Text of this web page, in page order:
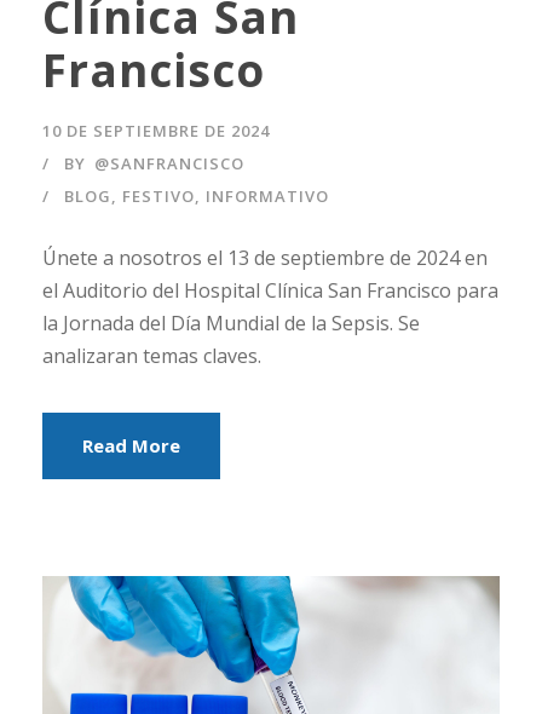
Clínica San
Francisco
10 DE SEPTIEMBRE DE 2024
BY @SANFRANCISCO
BLOG, FESTIVO, INFORMATIVO
Únete a nosotros el 13 de septiembre de 2024 en
el Auditorio del Hospital Clínica San Francisco para
la Jornada del Día Mundial de la Sepsis. Se
analizaran temas claves.
Read More